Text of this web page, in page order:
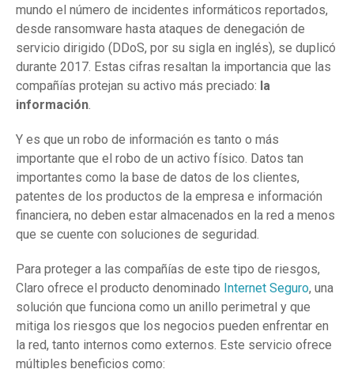
mundo el número de incidentes informáticos reportados,
desde ransomware hasta ataques de denegación de
servicio dirigido (DDoS, por su sigla en inglés), se duplicó
durante 2017. Estas cifras resaltan la importancia que las
compañías protejan su activo más preciado: la
información.
Y es que un robo de información es tanto o más
importante que el robo de un activo físico. Datos tan
importantes como la base de datos de los clientes,
patentes de los productos de la empresa e información
financiera, no deben estar almacenados en la red a menos
que se cuente con soluciones de seguridad.
Para proteger a las compañías de este tipo de riesgos,
Claro ofrece el producto denominado Internet Seguro, una
solución que funciona como un anillo perimetral y que
mitiga los riesgos que los negocios pueden enfrentar en
la red, tanto internos como externos. Este servicio ofrece
múltiples beneficios como: